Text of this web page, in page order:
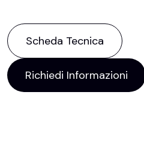
Scheda Tecnica
Richiedi Informazioni